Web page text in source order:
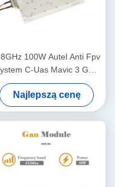
100W Autel Anti Fpv
C-Uas Mavic 3 GaN
Moduł wzmacniacza mocy
RF lokalizacja antydrona
dji anty autel anty UAV
Najlepszą cenę